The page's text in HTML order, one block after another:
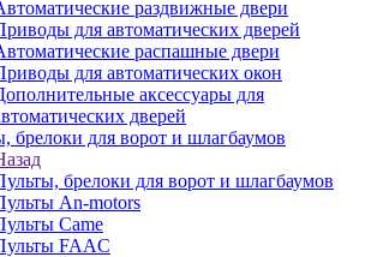
раздвижные двери
для автоматических дверей
распашные двери
для автоматических окон
аксессуары для
дверей
брелоки для ворот и шлагбаумов
брелоки для ворот и шлагбаумов
An-motors
Came
FAAC